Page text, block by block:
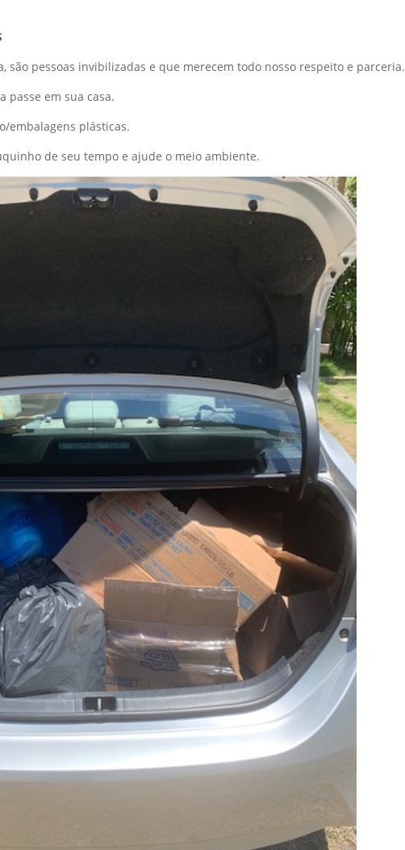
são pessoas invibilizadas e que merecem todo nosso respeito e parceria.
passe em sua casa.
embalagens plásticas.
de seu tempo e ajude o meio ambiente.